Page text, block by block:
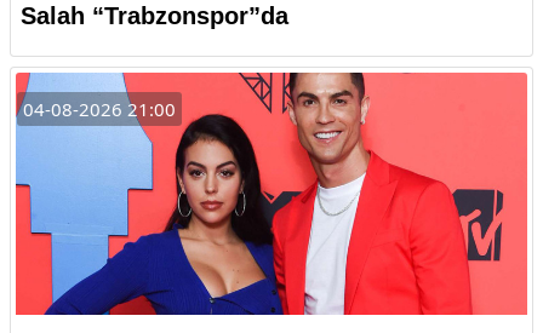
Salah “Trabzonspor”da
04-08-2026 21:00